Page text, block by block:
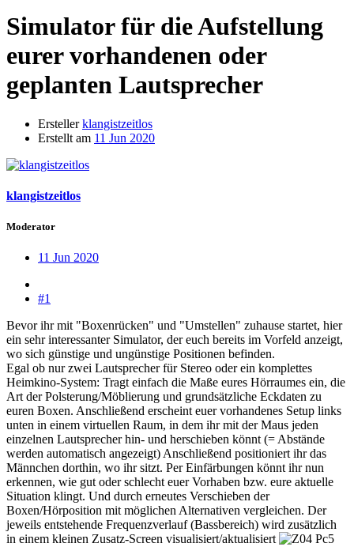
Simulator für die Aufstellung
eurer vorhandenen oder
geplanten Lautsprecher
Ersteller klangistzeitlos
Erstellt am 11 Jun 2020
klangistzeitlos
Moderator
11 Jun 2020
#1
Bevor ihr mit "Boxenrücken" und "Umstellen" zuhause startet, hier
ein sehr interessanter Simulator, der euch bereits im Vorfeld anzeigt,
wo sich günstige und ungünstige Positionen befinden.
Egal ob nur zwei Lautsprecher für Stereo oder ein komplettes
Heimkino-System: Tragt einfach die Maße eures Hörraumes ein, die
Art der Polsterung/Möblierung und grundsätzliche Eckdaten zu
euren Boxen. Anschließend erscheint euer vorhandenes Setup links
unten in einem virtuellen Raum, in dem ihr mit der Maus jeden
einzelnen Lautsprecher hin- und herschieben könnt (= Abstände
werden automatisch angezeigt) Anschließend positioniert ihr das
Männchen dorthin, wo ihr sitzt. Per Einfärbungen könnt ihr nun
erkennen, wie gut oder schlecht euer Vorhaben bzw. eure aktuelle
Situation klingt. Und durch erneutes Verschieben der
Boxen/Hörposition mit möglichen Alternativen vergleichen. Der
jeweils entstehende Frequenzverlauf (Bassbereich) wird zusätzlich
in einem kleinen Zusatz-Screen visualisiert/aktualisiert